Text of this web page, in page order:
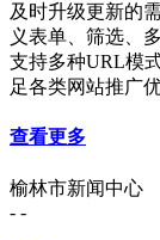
及时升级更新的
义表单、筛选、
支持多种URL模
足各类网站推广
查看更多
榆林市新闻中心
- -